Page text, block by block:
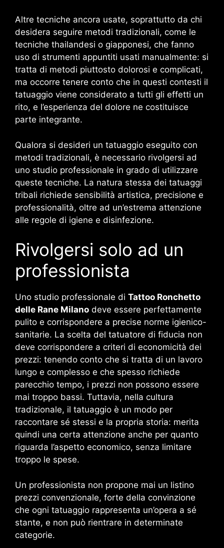
Altre tecniche ancora usate, soprattutto da chi
desidera seguire metodi tradizionali, come le
tecniche thailandesi o giapponesi, che fanno
uso di strumenti appuntiti usati manualmente: si
tratta di metodi piuttosto dolorosi e complicati,
ma occorre tenere conto che in questi contesti il
tatuaggio viene considerato a tutti gli effetti un
rito, e l’esperienza del dolore ne costituisce
parte integrante.
Qualora si desideri un tatuaggio eseguito con
metodi tradizionali, è necessario rivolgersi ad
uno studio professionale in grado di utilizzare
queste tecniche. La natura stessa dei tatuaggi
tribali richiede sensibilità artistica, precisione e
professionalità, oltre ad un’estrema attenzione
alle regole di igiene e disinfezione.
Rivolgersi solo ad un
professionista
Uno studio professionale di Tattoo Ronchetto
delle Rane Milano deve essere perfettamente
pulito e corrispondere a precise norme igienico-
sanitarie. La scelta del tatuatore di fiducia non
deve corrispondere a criteri di economicità dei
prezzi: tenendo conto che si tratta di un lavoro
lungo e complesso e che spesso richiede
parecchio tempo, i prezzi non possono essere
mai troppo bassi. Tuttavia, nella cultura
tradizionale, il tatuaggio è un modo per
raccontare sé stessi e la propria storia: merita
quindi una certa attenzione anche per quanto
riguarda l’aspetto economico, senza limitare
troppo le spese.
Un professionista non propone mai un listino
prezzi convenzionale, forte della convinzione
che ogni tatuaggio rappresenta un’opera a sé
stante, e non può rientrare in determinate
categorie.